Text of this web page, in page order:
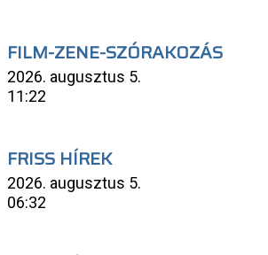
FILM-ZENE-SZÓRAKOZÁS
2026. augusztus 5.
11:22
FRISS HÍREK
2026. augusztus 5.
06:32